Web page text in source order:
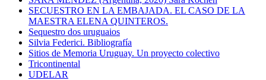
SECUESTRO EN LA EMBAJADA. EL CASO DE LA
MAESTRA ELENA QUINTEROS.
Sequestro dos uruguaios
Silvia Federici. Bibliografía
Sitios de Memoria Uruguay. Un proyecto colectivo
Tricontinental
UDELAR